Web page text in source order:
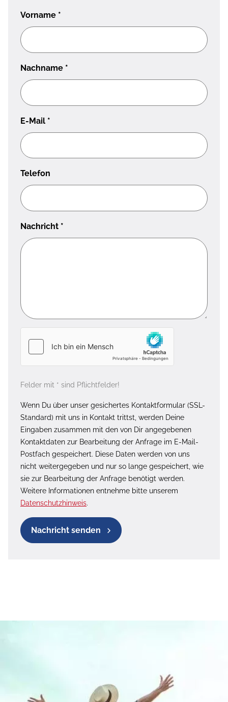
Vorname *
Nachname *
E-Mail *
Telefon
Nachricht *
Felder mit * sind Pflichtfelder!
Wenn Du über unser gesichertes Kontaktformular (SSL-
Standard) mit uns in Kontakt trittst, werden Deine
Eingaben zusammen mit den von Dir angegebenen
Kontaktdaten zur Bearbeitung der Anfrage im E-Mail-
Postfach gespeichert. Diese Daten werden von uns
nicht weitergegeben und nur so lange gespeichert, wie
sie zur Bearbeitung der Anfrage benötigt werden.
Weitere Informationen entnehme bitte unserem
Datenschutzhinweis.
Nachricht senden